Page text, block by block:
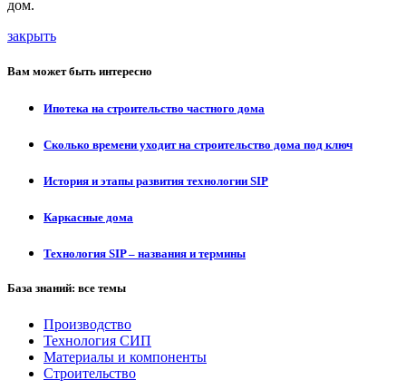
дом.
закрыть
Вам может быть интересно
Ипотека на строительство частного дома
Сколько времени уходит на строительство дома под ключ
История и этапы развития технологии SIP
Каркасные дома
Технология SIP – названия и термины
База знаний: все темы
Производство
Технология СИП
Материалы и компоненты
Строительство